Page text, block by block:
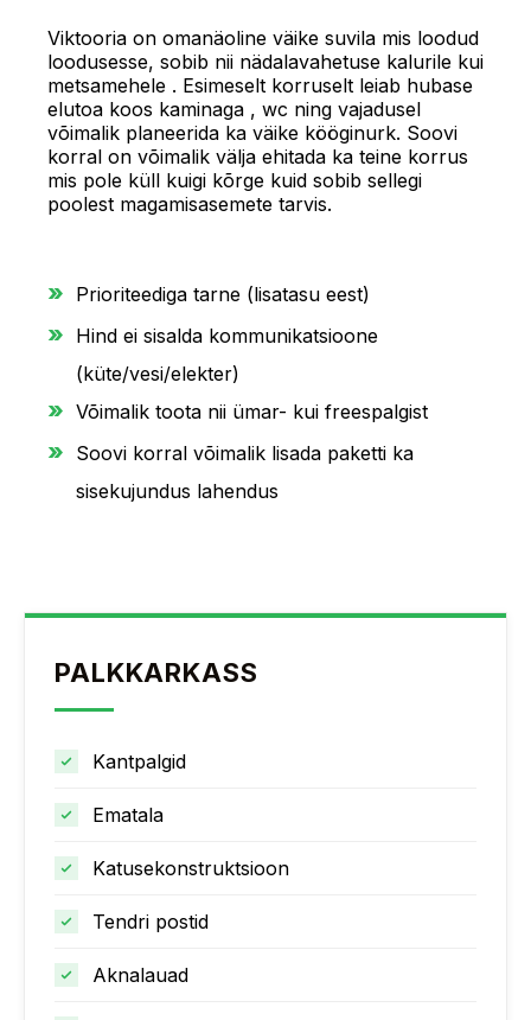
Viktooria on omanäoline väike suvila mis loodud
loodusesse, sobib nii nädalavahetuse kalurile kui
metsamehele . Esimeselt korruselt leiab hubase
elutoa koos kaminaga , wc ning vajadusel
võimalik planeerida ka väike kööginurk. Soovi
korral on võimalik välja ehitada ka teine korrus
mis pole küll kuigi kõrge kuid sobib sellegi
poolest magamisasemete tarvis.
Prioriteediga tarne (lisatasu eest)
Hind ei sisalda kommunikatsioone
(küte/vesi/elekter)
Võimalik toota nii ümar- kui freespalgist
Soovi korral võimalik lisada paketti ka
sisekujundus lahendus
PALKKARKASS
Kantpalgid
Ematala
Katusekonstruktsioon
Tendri postid
Aknalauad